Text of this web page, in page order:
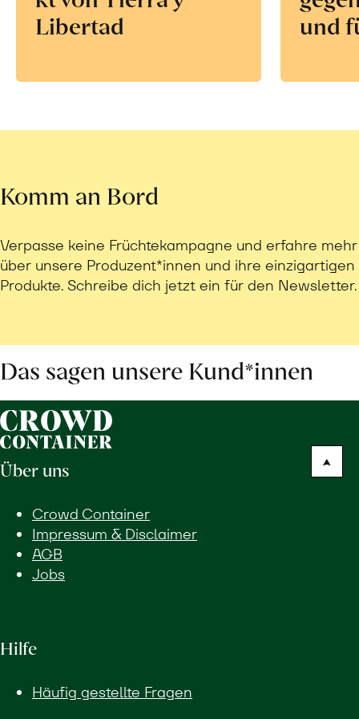
Libertad
und
Komm an Bord
Verpasse keine Früchtekampagne und erfahre mehr
über unsere Produzent*innen und ihre einzigartigen
Produkte. Schreibe dich jetzt ein für den Newsletter.
Das sagen unsere Kund*innen
Über uns
Crowd Container
Impressum & Disclaimer
AGB
Jobs
Hilfe
Häufig gestellte Fragen